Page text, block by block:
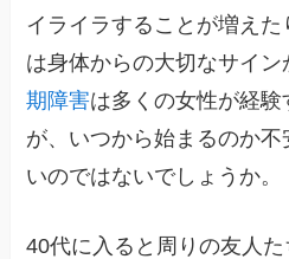
イライラすることが増え
は身体からの大切なサイン
期障害は多くの女性が経
が、いつから始まるのか
いのではないでしょうか。
40代に入ると周りの友人